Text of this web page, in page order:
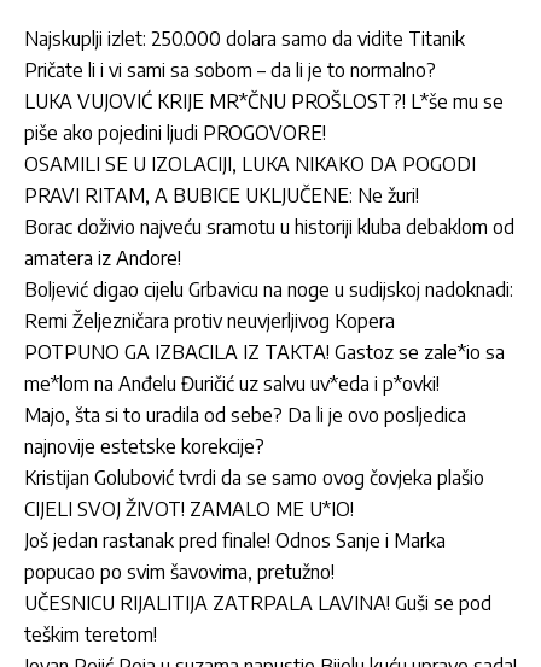
Najskuplji izlet: 250.000 dolara samo da vidite Titanik
Pričate li i vi sami sa sobom – da li je to normalno?
LUKA VUJOVIĆ KRIJE MR*ČNU PROŠLOST?! L*še mu se
piše ako pojedini ljudi PROGOVORE!
OSAMILI SE U IZOLACIJI, LUKA NIKAKO DA POGODI
PRAVI RITAM, A BUBICE UKLJUČENE: Ne žuri!
Borac doživio najveću sramotu u historiji kluba debaklom od
amatera iz Andore!
Boljević digao cijelu Grbavicu na noge u sudijskoj nadoknadi:
Remi Željezničara protiv neuvjerljivog Kopera
POTPUNO GA IZBACILA IZ TAKTA! Gastoz se zale*io sa
me*lom na Anđelu Đuričić uz salvu uv*eda i p*ovki!
Majo, šta si to uradila od sebe? Da li je ovo posljedica
najnovije estetske korekcije?
Kristijan Golubović tvrdi da se samo ovog čovjeka plašio
CIJELI SVOJ ŽIVOT! ZAMALO ME U*IO!
Još jedan rastanak pred finale! Odnos Sanje i Marka
popucao po svim šavovima, pretužno!
UČESNICU RIJALITIJA ZATRPALA LAVINA! Guši se pod
teškim teretom!